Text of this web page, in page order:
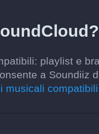
playlist e
a Soundiiz
musicali